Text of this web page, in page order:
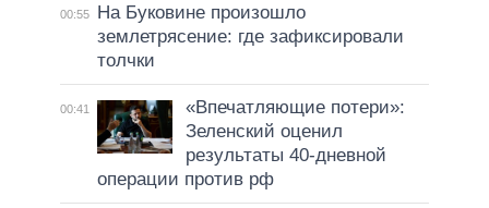
00:55
На Буковине произошло
землетрясение: где зафиксировали
толчки
00:41
«Впечатляющие потери»:
Зеленский оценил
результаты 40-дневной
операции против рф